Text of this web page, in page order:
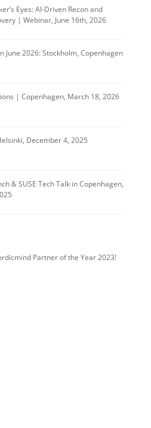
Eyes: AI-Driven Recon and
| Webinar, June 16th, 2026
June 2026: Stockholm, Copenhagen
| Copenhagen, March 18, 2026
December 4, 2025
& SUSE Tech Talk in Copenhagen,
Partner of the Year 2023!